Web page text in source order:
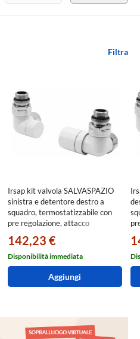
Filtra
Irsap kit valvola SALVASPAZIO
sinistra e detentore destro a
squadro, termostatizzabile con
pre regolazione, attacco
bianco standard finitura lucido
Cod.01 VALKITSALVCUS01
142,23 €
Disponibilità immediata
Aggiungi